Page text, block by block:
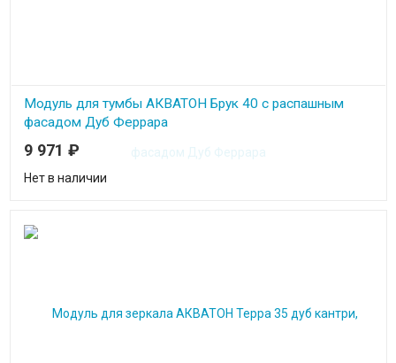
Модуль для тумбы АКВАТОН Брук 40 с распашным
фасадом Дуб Феррара
9 971 ₽
Нет в наличии